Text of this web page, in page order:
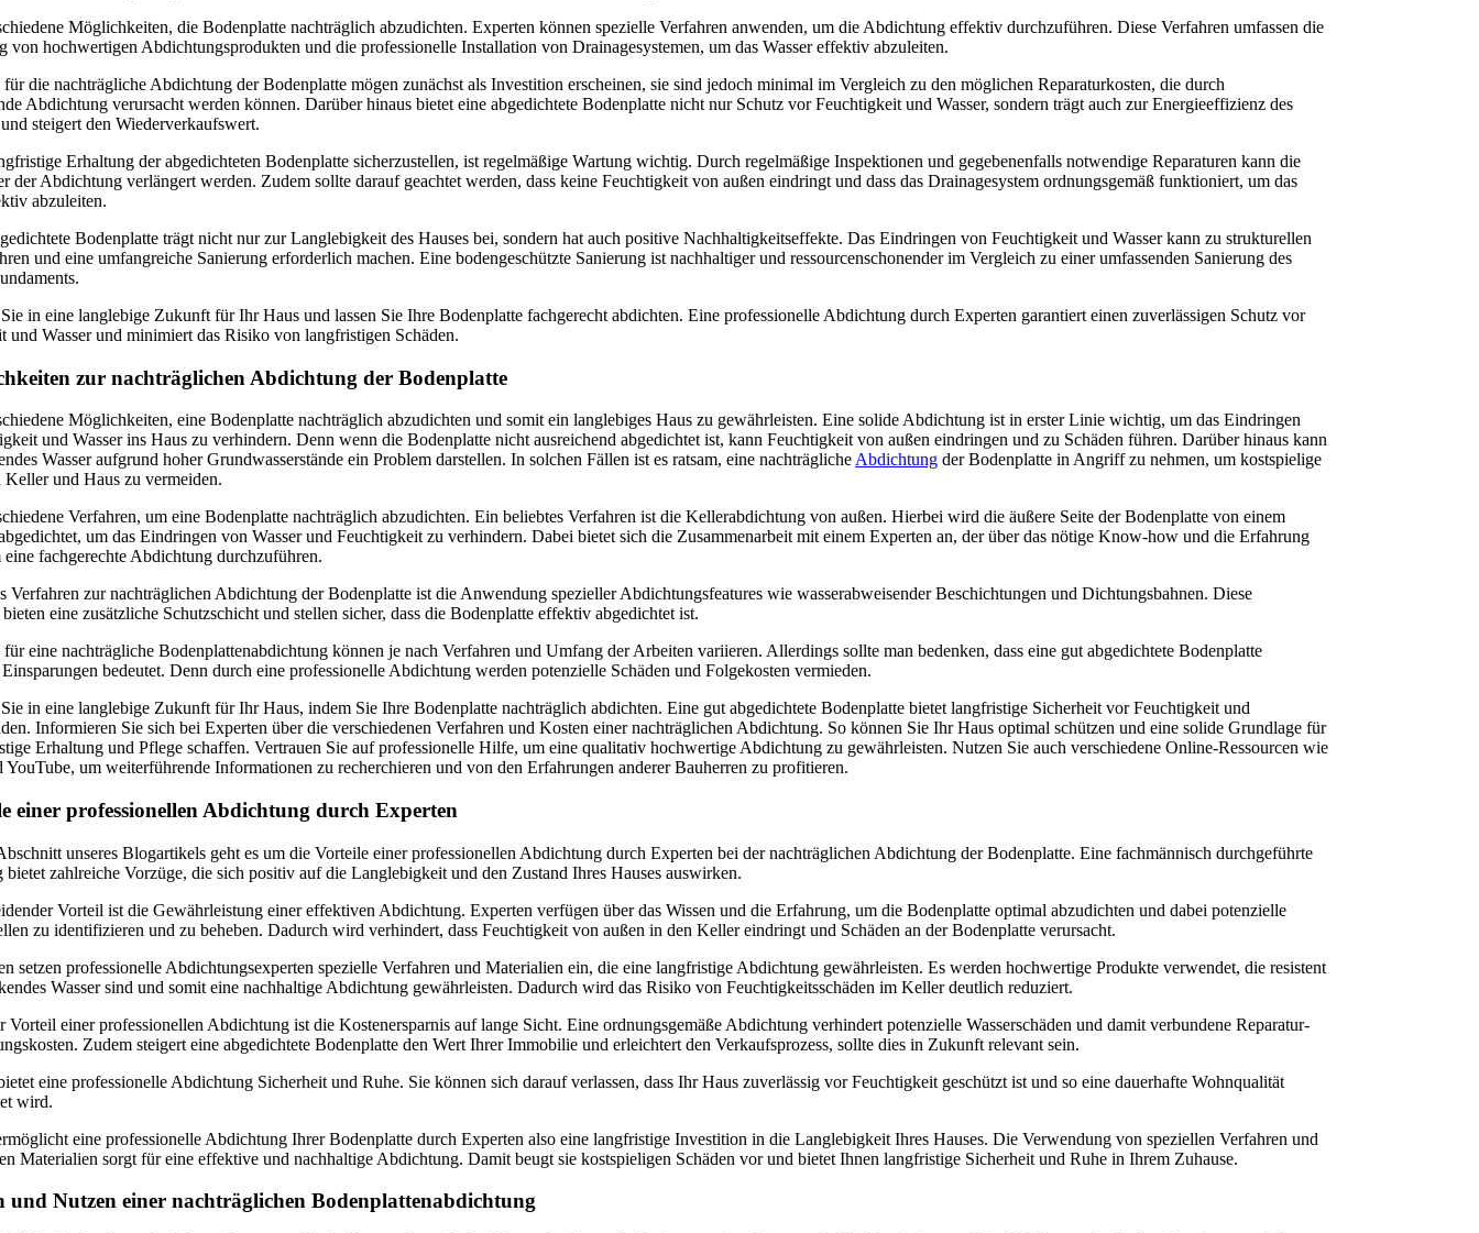
Möglichkeiten, die Bodenplatte nachträglich abzudichten. Experten können spezielle Verfahren anwenden, um die Abdichtung effektiv durchzuführen. Diese Verfahren umfassen die
von hochwertigen Abdichtungsprodukten und die professionelle Installation von Drainagesystemen, um das Wasser effektiv abzuleiten.
die nachträgliche Abdichtung der Bodenplatte mögen zunächst als Investition erscheinen, sie sind jedoch minimal im Vergleich zu den möglichen Reparaturkosten, die durch
Abdichtung verursacht werden können. Darüber hinaus bietet eine abgedichtete Bodenplatte nicht nur Schutz vor Feuchtigkeit und Wasser, sondern trägt auch zur Energieeffizienz des
steigert den Wiederverkaufswert.
Erhaltung der abgedichteten Bodenplatte sicherzustellen, ist regelmäßige Wartung wichtig. Durch regelmäßige Inspektionen und gegebenenfalls notwendige Reparaturen kann die
der Abdichtung verlängert werden. Zudem sollte darauf geachtet werden, dass keine Feuchtigkeit von außen eindringt und dass das Drainagesystem ordnungsgemäß funktioniert, um das
abzuleiten.
Bodenplatte trägt nicht nur zur Langlebigkeit des Hauses bei, sondern hat auch positive Nachhaltigkeitseffekte. Das Eindringen von Feuchtigkeit und Wasser kann zu strukturellen
und eine umfangreiche Sanierung erforderlich machen. Eine bodengeschützte Sanierung ist nachhaltiger und ressourcenschonender im Vergleich zu einer umfassenden Sanierung des
in eine langlebige Zukunft für Ihr Haus und lassen Sie Ihre Bodenplatte fachgerecht abdichten. Eine professionelle Abdichtung durch Experten garantiert einen zuverlässigen Schutz vor
und Wasser und minimiert das Risiko von langfristigen Schäden.
zur nachträglichen Abdichtung der Bodenplatte
Möglichkeiten, eine Bodenplatte nachträglich abzudichten und somit ein langlebiges Haus zu gewährleisten. Eine solide Abdichtung ist in erster Linie wichtig, um das Eindringen
und Wasser ins Haus zu verhindern. Denn wenn die Bodenplatte nicht ausreichend abgedichtet ist, kann Feuchtigkeit von außen eindringen und zu Schäden führen. Darüber hinaus kann
Wasser aufgrund hoher Grundwasserstände ein Problem darstellen. In solchen Fällen ist es ratsam, eine nachträgliche Abdichtung der Bodenplatte in Angriff zu nehmen, um kostspielige
Keller und Haus zu vermeiden.
Verfahren, um eine Bodenplatte nachträglich abzudichten. Ein beliebtes Verfahren ist die Kellerabdichtung von außen. Hierbei wird die äußere Seite der Bodenplatte von einem
um das Eindringen von Wasser und Feuchtigkeit zu verhindern. Dabei bietet sich die Zusammenarbeit mit einem Experten an, der über das nötige Know-how und die Erfahrung
fachgerechte Abdichtung durchzuführen.
Verfahren zur nachträglichen Abdichtung der Bodenplatte ist die Anwendung spezieller Abdichtungsfeatures wie wasserabweisender Beschichtungen und Dichtungsbahnen. Diese
eine zusätzliche Schutzschicht und stellen sicher, dass die Bodenplatte effektiv abgedichtet ist.
eine nachträgliche Bodenplattenabdichtung können je nach Verfahren und Umfang der Arbeiten variieren. Allerdings sollte man bedenken, dass eine gut abgedichtete Bodenplatte
bedeutet. Denn durch eine professionelle Abdichtung werden potenzielle Schäden und Folgekosten vermieden.
in eine langlebige Zukunft für Ihr Haus, indem Sie Ihre Bodenplatte nachträglich abdichten. Eine gut abgedichtete Bodenplatte bietet langfristige Sicherheit vor Feuchtigkeit und
Informieren Sie sich bei Experten über die verschiedenen Verfahren und Kosten einer nachträglichen Abdichtung. So können Sie Ihr Haus optimal schützen und eine solide Grundlage für
Erhaltung und Pflege schaffen. Vertrauen Sie auf professionelle Hilfe, um eine qualitativ hochwertige Abdichtung zu gewährleisten. Nutzen Sie auch verschiedene Online-Ressourcen wie
YouTube, um weiterführende Informationen zu recherchieren und von den Erfahrungen anderer Bauherren zu profitieren.
einer professionellen Abdichtung durch Experten
unseres Blogartikels geht es um die Vorteile einer professionellen Abdichtung durch Experten bei der nachträglichen Abdichtung der Bodenplatte. Eine fachmännisch durchgeführte
zahlreiche Vorzüge, die sich positiv auf die Langlebigkeit und den Zustand Ihres Hauses auswirken.
Vorteil ist die Gewährleistung einer effektiven Abdichtung. Experten verfügen über das Wissen und die Erfahrung, um die Bodenplatte optimal abzudichten und dabei potenzielle
zu identifizieren und zu beheben. Dadurch wird verhindert, dass Feuchtigkeit von außen in den Keller eindringt und Schäden an der Bodenplatte verursacht.
setzen professionelle Abdichtungsexperten spezielle Verfahren und Materialien ein, die eine langfristige Abdichtung gewährleisten. Es werden hochwertige Produkte verwendet, die resistent
Wasser sind und somit eine nachhaltige Abdichtung gewährleisten. Dadurch wird das Risiko von Feuchtigkeitsschäden im Keller deutlich reduziert.
Vorteil einer professionellen Abdichtung ist die Kostenersparnis auf lange Sicht. Eine ordnungsgemäße Abdichtung verhindert potenzielle Wasserschäden und damit verbundene Reparatur-
Zudem steigert eine abgedichtete Bodenplatte den Wert Ihrer Immobilie und erleichtert den Verkaufsprozess, sollte dies in Zukunft relevant sein.
eine professionelle Abdichtung Sicherheit und Ruhe. Sie können sich darauf verlassen, dass Ihr Haus zuverlässig vor Feuchtigkeit geschützt ist und so eine dauerhafte Wohnqualität
wird.
eine professionelle Abdichtung Ihrer Bodenplatte durch Experten also eine langfristige Investition in die Langlebigkeit Ihres Hauses. Die Verwendung von speziellen Verfahren und
Materialien sorgt für eine effektive und nachhaltige Abdichtung. Damit beugt sie kostspieligen Schäden vor und bietet Ihnen langfristige Sicherheit und Ruhe in Ihrem Zuhause.
und Nutzen einer nachträglichen Bodenplattenabdichtung